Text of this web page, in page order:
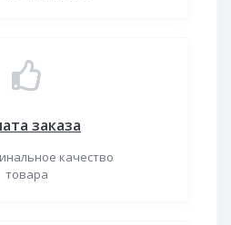
заказа
качество
товара